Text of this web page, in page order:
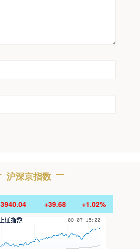
沪深京指数
3940.04 +39.68 +1.02%